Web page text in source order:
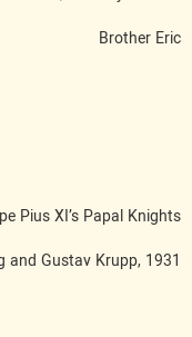
Brother Eric
Pius XI’s Papal Knights
and Gustav Krupp, 1931